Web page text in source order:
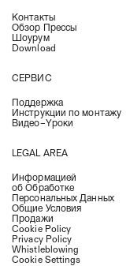
Контакты
Обзор Прессы
Шоурум
Download
СЕРВИС
Поддержка
Инструкции по монтажу
Видео–Yроки
LEGAL AREA
Информацией
об Oбработке
Персональных Данных
Общие Условия
Продажи
Cookie Policy
Privacy Policy
Whistleblowing
Cookie Settings